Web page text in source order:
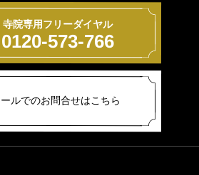
寺院専用フリーダイヤル
0120-573-766
ールでのお問合せはこちら